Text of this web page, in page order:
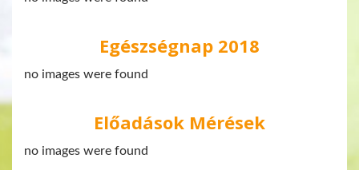
Egészségnap 2018
no images were found
Előadások Mérések
no images were found